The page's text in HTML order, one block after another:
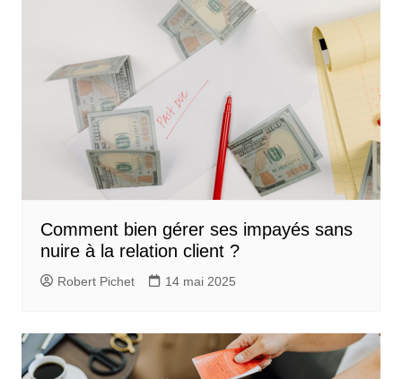
Comment bien gérer ses impayés sans
nuire à la relation client ?
Robert Pichet 14 mai 2025